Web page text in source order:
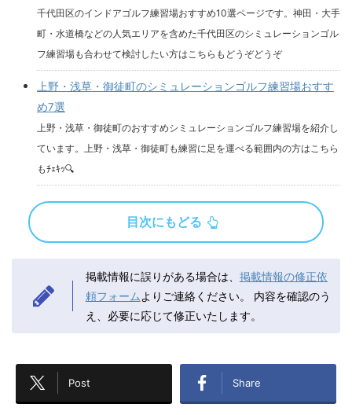
千代田区のインドアゴルフ練習場おすすめ10選ページです。神田・大手
町・水道橋などの人気エリアを含めた千代田区のシミュレーションゴル
フ練習場も合わせて検討したい方はこちらもどうぞどうぞ
上野・浅草・御徒町のシミュレーションゴルフ練習場おすす
め7選
上野・浅草・御徒町のおすすめシミュレーションゴルフ練習場を紹介し
ています。上野・浅草・御徒町も練習に足を運べる範囲内の方はこちら
もﾁｪｷｯ🔍
目次にもどる
掲載情報に誤りがある場合は、 掲載情報の修正依
頼フォーム よりご連絡ください。
内容を確認のう
え、必要に応じて修正いたします。
Post Share